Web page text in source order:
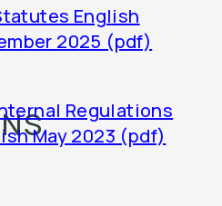
English
2025 (pdf)
Regulations
May 2023 (pdf)